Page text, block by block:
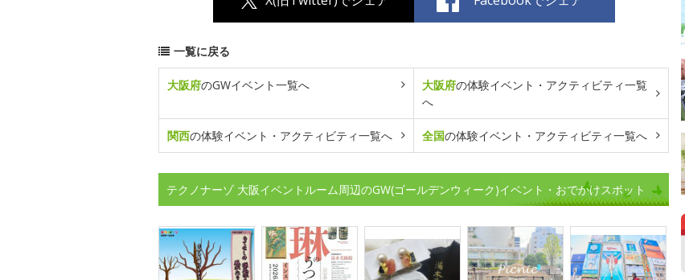
一覧に戻る
大阪府のGWイベント一覧へ 大阪府の体験イベント・アクティビティ一覧
へ
関西の体験イベント・アクティビティ一覧へ 全国の体験イベント・アクティビティ一覧へ
テクノナーゾ 大阪イベントルーム周辺のGW(ゴールデンウィーク)イベント・おでかけスポット